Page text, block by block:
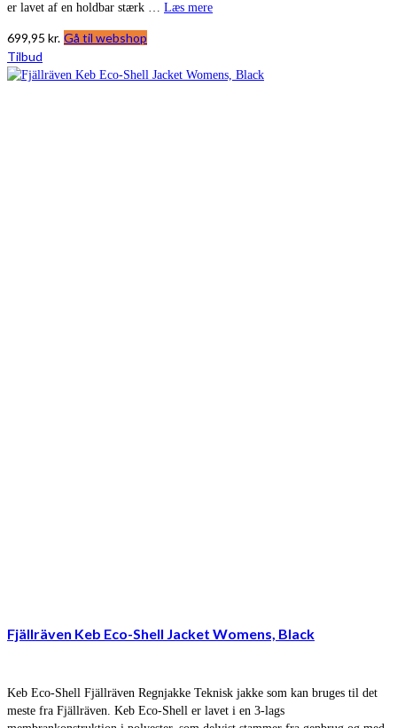
er lavet af en holdbar stærk … Læs mere
699,95 kr. Gå til webshop
Tilbud
Fjällräven Keb Eco-Shell Jacket Womens, Black
Keb Eco-Shell Fjällräven Regnjakke Teknisk jakke som kan bruges til det
meste fra Fjällräven. Keb Eco-Shell er lavet i en 3-lags